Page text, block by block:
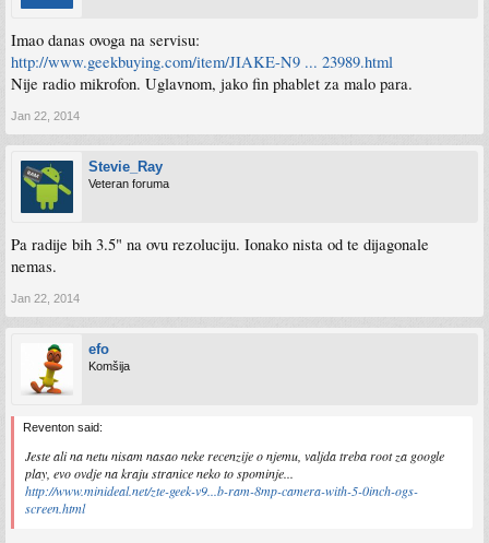
Imao danas ovoga na servisu:
http://www.geekbuying.com/item/JIAKE-N9 ... 23989.html
Nije radio mikrofon. Uglavnom, jako fin phablet za malo para.
Jan 22, 2014
Stevie_Ray
Veteran foruma
Pa radije bih 3.5" na ovu rezoluciju. Ionako nista od te dijagonale
nemas.
Jan 22, 2014
efo
Komšija
Reventon said:
Jeste ali na netu nisam nasao neke recenzije o njemu, valjda treba root za google
play, evo ovdje na kraju stranice neko to spominje...
http://www.minideal.net/zte-geek-v9...b-ram-8mp-camera-with-5-0inch-ogs-
screen.html